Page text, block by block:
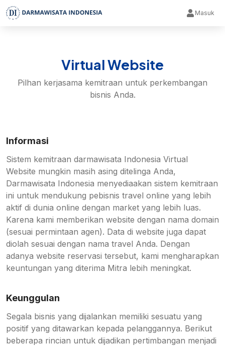
Masuk
Virtual Website
Pilhan kerjasama kemitraan untuk perkembangan
bisnis Anda.
Informasi
Sistem kemitraan darmawisata Indonesia Virtual
Website mungkin masih asing ditelinga Anda,
Darmawisata Indonesia menyediaakan sistem kemitraan
ini untuk mendukung pebisnis travel online yang lebih
aktif di dunia online dengan market yang lebih luas.
Karena kami memberikan website dengan nama domain
(sesuai permintaan agen). Data di website juga dapat
diolah sesuai dengan nama travel Anda. Dengan
adanya website reservasi tersebut, kami mengharapkan
keuntungan yang diterima Mitra lebih meningkat.
Keunggulan
Segala bisnis yang dijalankan memiliki sesuatu yang
positif yang ditawarkan kepada pelanggannya. Berikut
beberapa rincian untuk dijadikan pertimbangan menjadi